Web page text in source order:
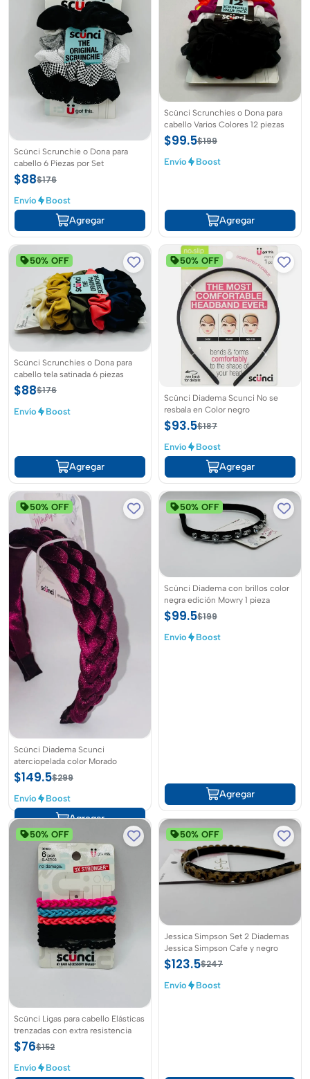
Scünci Scrunchie o Dona para
cabello 6 Piezas por Set
$88$176
Envío Boost
Agregar
Scünci Scrunchies o Dona para
cabello Varios Colores 12 piezas
$99.5$199
Envío Boost
Agregar
50% OFF
Scünci Scrunchies o Dona para
cabello tela satinada 6 piezas
$88$176
Envío Boost
Agregar
50% OFF
Scünci Diadema Scunci No se
resbala en Color negro
$93.5$187
Envío Boost
Agregar
50% OFF
Scünci Diadema Scunci
aterciopelada color Morado
$149.5$299
Envío Boost
Agregar
50% OFF
Scünci Diadema con brillos color
negra edición Mowry 1 pieza
$99.5$199
Envío Boost
Agregar
50% OFF
Scünci Ligas para cabello Elásticas
trenzadas con extra resistencia
$76$152
Envío Boost
50% OFF
Jessica Simpson Set 2 Diademas
Jessica Simpson Cafe y negro
$123.5$247
Envío Boost